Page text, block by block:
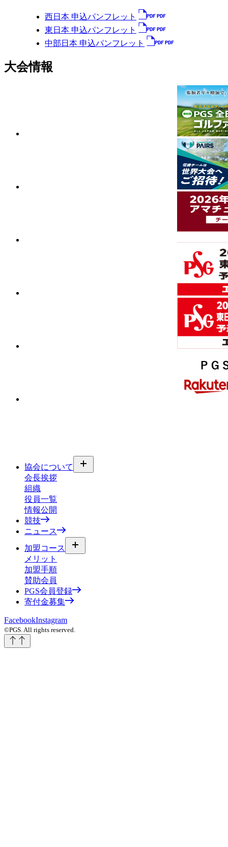
西日本 申込パンフレット
東日本 申込パンフレット
中部日本 申込パンフレット
大会情報
協会について
会長挨拶
組織
役員一覧
情報公開
競技
ニュース
加盟コース
メリット
加盟手順
賛助会員
PGS会員登録
寄付金募集
FacebookInstagram
©PGS. All rights reserved.